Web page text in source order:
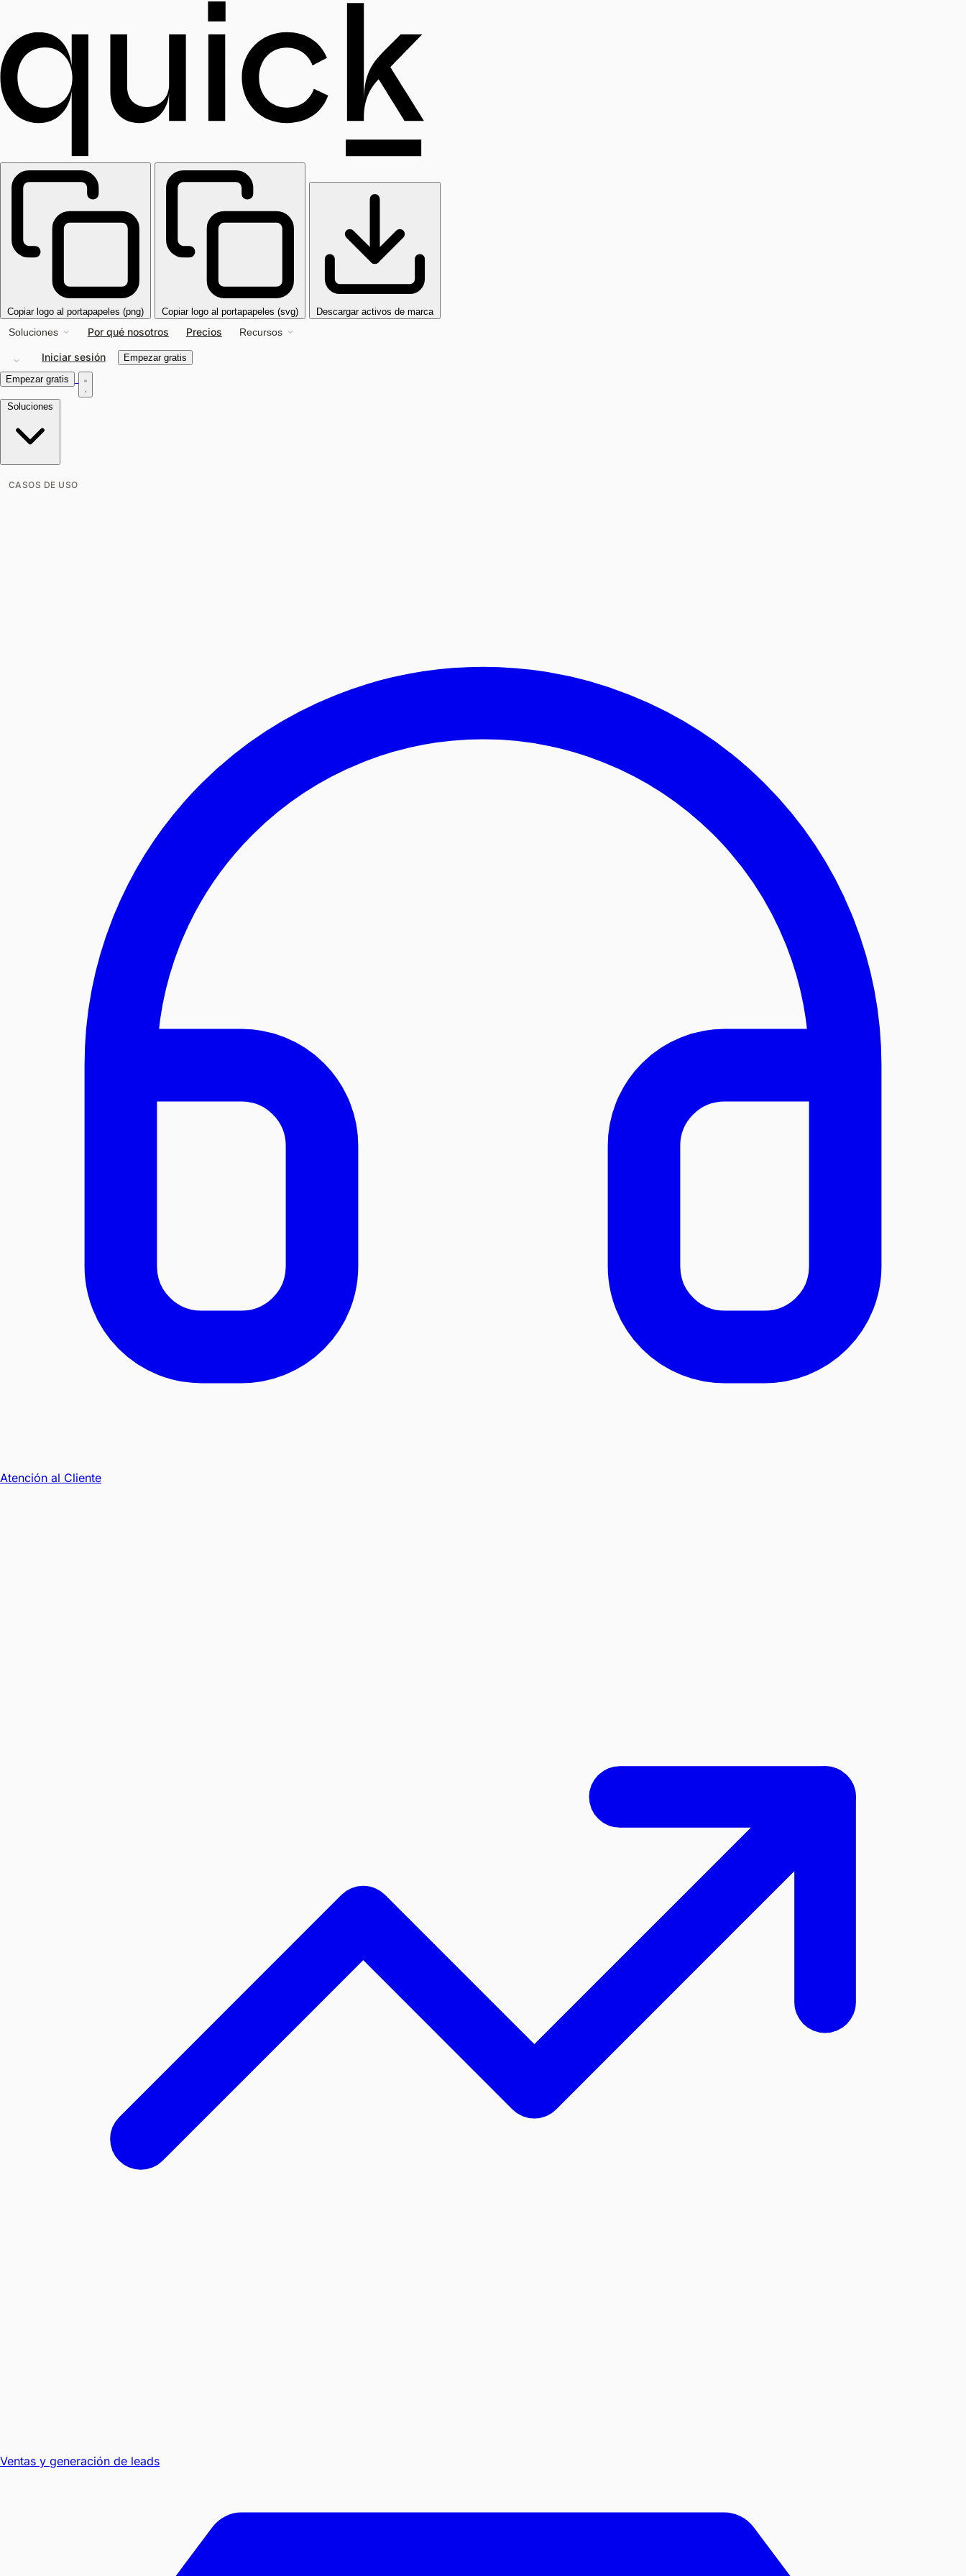
Copiar logo al portapapeles (png) Copiar logo al portapapeles (svg) Descargar activos de marca
Soluciones Por qué nosotros Precios Recursos
Iniciar sesión
Empezar gratis
Empezar gratis
Soluciones
CASOS DE USO
Atención al Cliente
Ventas y generación de leads